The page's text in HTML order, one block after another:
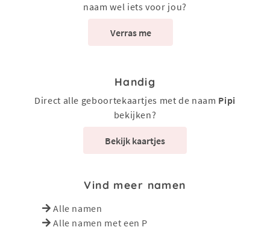
naam wel iets voor jou?
Verras me
Handig
Direct alle geboortekaartjes met de naam Pipi
bekijken?
Bekijk kaartjes
Vind meer namen
Alle namen
Alle namen met een P